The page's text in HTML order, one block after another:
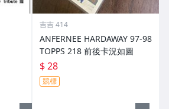
吉吉 414
ANFERNEE HARDAWAY 97-98
TOPPS 218 前後卡況如圖
$ 28
競標